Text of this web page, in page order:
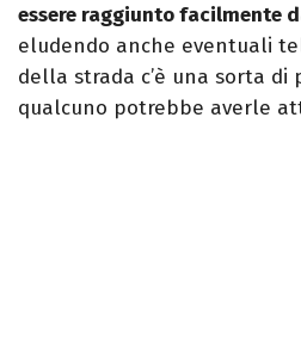
essere raggiunto facilmente
eludendo anche eventuali
della strada c’è una sorta di
qualcuno potrebbe averle